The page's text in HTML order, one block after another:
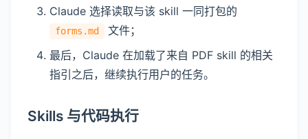
Claude 选择读取与该 skill 一同打包的
forms.md
文件；
最后，Claude 在加载了来自 PDF skill 的相关
指引之后，继续执行用户的任务。
Skills 与代码执行